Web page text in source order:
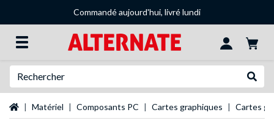
Commandé aujourd'hui, livré lundi
Page d'accueil
Matériel Composants PC Cartes graphiques Cartes